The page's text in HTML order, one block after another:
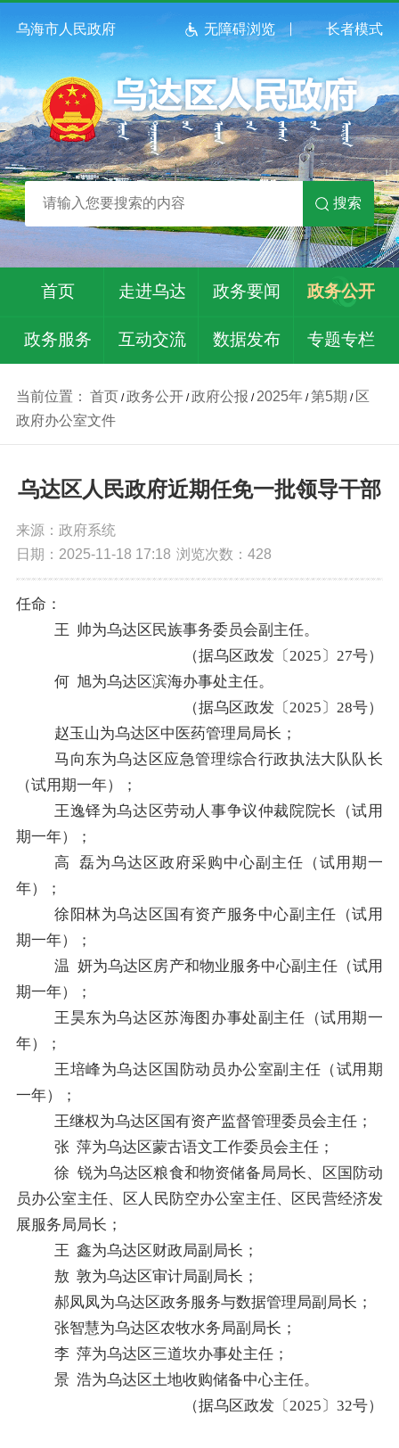
乌海市人民政府 无障碍浏览 长者模式
搜索
首页 走进乌达 政务要闻 政务公开
政务服务 互动交流 数据发布 专题专栏
当前位置： 首页 /政务公开/政府公报 / 2025年/第5期 / 区
政府办公室文件
乌达区人民政府近期任免一批领导干部
来源：政府系统
日期：2025-11-18 17:18 浏览次数： 428
任命：
王 帅为乌达区民族事务委员会副主任。
（据乌区政发〔2025 〕27号）
何 旭为乌达区滨海办事处主任。
（据乌区政发〔2025 〕28号）
赵玉山为乌达区中医药管理局局长；
马向东为乌达区应急管理综合行政执法大队队长
（试用期一年）；
王逸铎为乌达区劳动人事争议仲裁院院长（试用
期一年）；
高
磊为乌达区政府采购中心副主任（试用期一
年）；
徐阳林为乌达区国有资产服务中心副主任（试用
期一年）；
温 妍为乌达区房产和物业服务中心副主任（试用
期一年）；
王昊东为乌达区苏海图办事处副主任（试用期一
年）；
王培峰为乌达区国防动员办公室副主任（试用期
一年）；
王继权为乌达区国有资产监督管理委员会主任；
张 萍为乌达区蒙古语文工作委员会主任；
徐 锐为乌达区粮食和物资储备局局长、区国防动
员办公室主任、区人民防空办公室主任、区民营经济发
展服务局局长；
王 鑫为乌达区财政局副局长；
敖 敦为乌达区审计局副局长；
郝凤凤为乌达区政务服务与数据管理局副局长；
张智慧为乌达区农牧水务局副局长；
李 萍为乌达区三道坎办事处主任；
景 浩为乌达区土地收购储备中心主任。
（据乌区政发〔2025 〕32号）